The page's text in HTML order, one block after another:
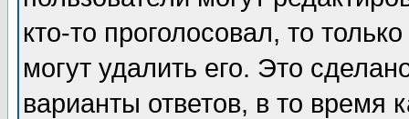
кто-то проголосовал, то
могут удалить его. Это
варианты ответов, в то время